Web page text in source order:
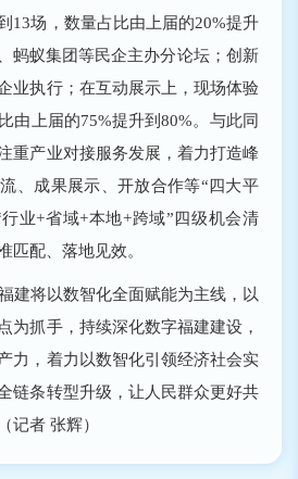
13场，数量占比由上届的20%提升
蚂蚁集团等民企主办分论坛；创新
业执行；在互动展示上，现场体验
由上届的75%提升到80%。与此同
重产业对接服务发展，着力打造峰
、成果展示、开放合作等“四大平
业+省域+本地+跨域”四级机会清
匹配、落地见效。
建将以数智化全面赋能为主线，以
为抓手，持续深化数字福建建设，
力，着力以数智化引领经济社会实
链条转型升级，让人民群众更好共
记者 张辉）